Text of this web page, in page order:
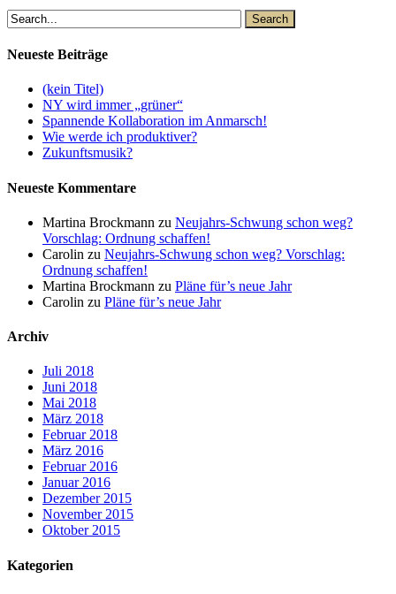
Neueste Beiträge
(kein Titel)
NY wird immer „grüner“
Spannende Kollaboration im Anmarsch!
Wie werde ich produktiver?
Zukunftsmusik?
Neueste Kommentare
Martina Brockmann zu Neujahrs-Schwung schon weg?
Vorschlag: Ordnung schaffen!
Carolin zu Neujahrs-Schwung schon weg? Vorschlag:
Ordnung schaffen!
Martina Brockmann zu Pläne für’s neue Jahr
Carolin zu Pläne für’s neue Jahr
Archiv
Juli 2018
Juni 2018
Mai 2018
März 2018
Februar 2018
März 2016
Februar 2016
Januar 2016
Dezember 2015
November 2015
Oktober 2015
Kategorien